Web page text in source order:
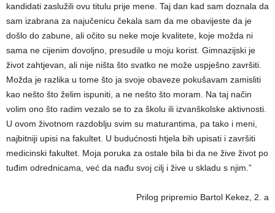
kandidati zaslužili ovu titulu prije mene. Taj dan kad sam doznala da
sam izabrana za najučenicu čekala sam da me obavijeste da je
došlo do zabune, ali očito su neke moje kvalitete, koje možda ni
sama ne cijenim dovoljno, presudile u moju korist. Gimnazijski je
život zahtjevan, ali nije ništa što svatko ne može uspješno završiti.
Možda je razlika u tome što ja svoje obaveze pokušavam zamisliti
kao nešto što želim ispuniti, a ne nešto što moram. Na taj način
volim ono što radim vezalo se to za školu ili izvanškolske aktivnosti.
U ovom životnom razdoblju svim su maturantima, pa tako i meni,
najbitniji upisi na fakultet. U budućnosti htjela bih upisati i završiti
medicinski fakultet. Moja poruka za ostale bila bi da ne žive život po
tuđim odrednicama, već da nađu svoj cilj i žive u skladu s njim.”
Prilog pripremio Bartol Kekez, 2. a